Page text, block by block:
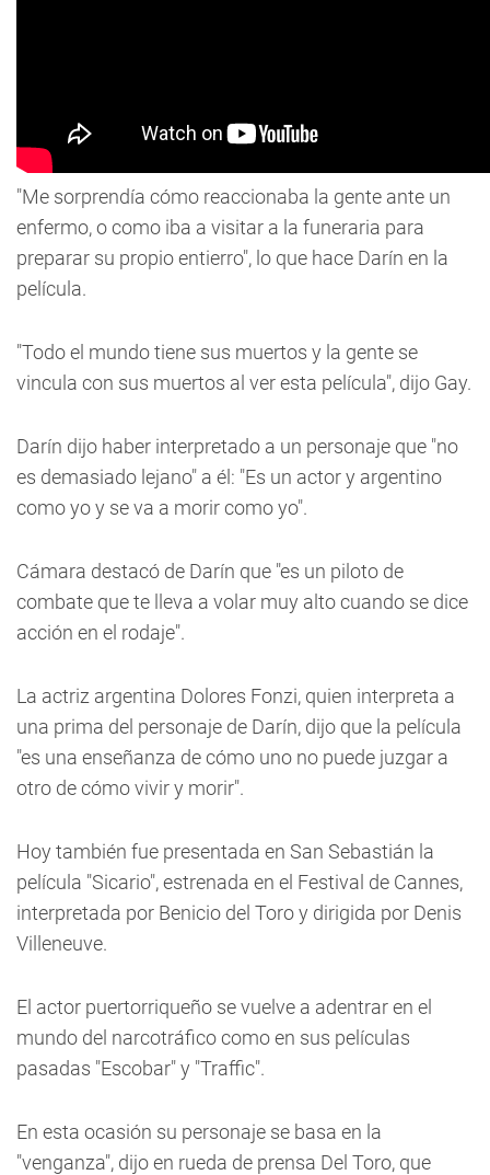
"Me sorprendía cómo reaccionaba la gente ante un
enfermo, o como iba a visitar a la funeraria para
preparar su propio entierro", lo que hace Darín en la
película.
"Todo el mundo tiene sus muertos y la gente se
vincula con sus muertos al ver esta película", dijo Gay.
Darín dijo haber interpretado a un personaje que "no
es demasiado lejano" a él: "Es un actor y argentino
como yo y se va a morir como yo".
Cámara destacó de Darín que "es un piloto de
combate que te lleva a volar muy alto cuando se dice
acción en el rodaje".
La actriz argentina Dolores Fonzi, quien interpreta a
una prima del personaje de Darín, dijo que la película
"es una enseñanza de cómo uno no puede juzgar a
otro de cómo vivir y morir".
Hoy también fue presentada en San Sebastián la
película "Sicario", estrenada en el Festival de Cannes,
interpretada por Benicio del Toro y dirigida por Denis
Villeneuve.
El actor puertorriqueño se vuelve a adentrar en el
mundo del narcotráfico como en sus películas
pasadas "Escobar" y "Traffic".
En esta ocasión su personaje se basa en la
"venganza", dijo en rueda de prensa Del Toro, que